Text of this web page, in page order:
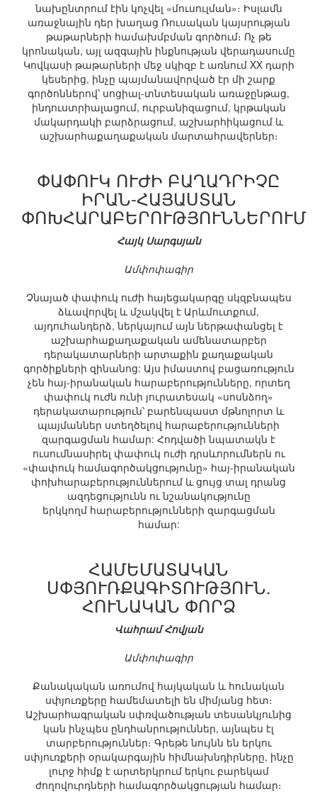
նախընտրում էին կոչվել «մուսուլման»։ Իսլամն
առաջնային դեր խաղաց Ռուսական կայսրության
թաթարների համախմբման գործում։ Ոչ թե
կրոնական, այլ ազգային ինքնության վերադասումը
Կովկասի թաթարների մեջ սկիզբ է առնում XX դարի
կեսերից, ինչը պայմանավորված էր մի շարք
գործոններով՝ սոցիալ-տնտեսական առաջընթաց,
ինդուստրիալացում, ուրբանիզացում, կրթական
մակարդակի բարձրացում, աշխարհիկացում և
աշխարհաքաղաքական մարտահրավերներ։
ՓԱՓՈՒԿ ՈՒԺԻ ԲԱՂԱԴՐԻՉԸ
ԻՐԱՆ-ՀԱՅԱՍՏԱՆ
ՓՈԽՀԱՐԱԲԵՐՈՒԹՅՈՒՆՆԵՐՈՒՄ
Հայկ Սարգսյան
Ամփոփագիր
Չնայած փափուկ ուժի հայեցակարգը սկզբնապես
ձևավորվել և մշակվել է Արևմուտքում,
այդուհանդերձ, ներկայում այն ներթափանցել է
աշխարհաքաղաքական ամենատարբեր
դերակատարների արտաքին քաղաքական
գործիքների զինանոց: Այս իմաստով բացառություն
չեն հայ-իրանական հարաբերությունները, որտեղ
փափուկ ուժն ունի յուրատեսակ «սոսնձող»
դերակատարություն՝ բարենպաստ մթնոլորտ և
պայմաններ ստեղծելով հարաբերությունների
զարգացման համար: Հոդվածի նպատակն է
ուսումնասիրել փափուկ ուժի դրսևորումներն ու
«փափուկ համագործակցությունը» հայ-իրանական
փոխհարաբերություններում և ցույց տալ դրանց
ազդեցությունն ու նշանակությունը
երկկողմ հարաբերությունների զարգացման
համար:
ՀԱՄԵՄԱՏԱԿԱՆ
ՍՓՅՈՒՌՔԱԳԻՏՈՒԹՅՈՒՆ.
ՀՈՒՆԱԿԱՆ ՓՈՐՁ
Վահրամ Հովյան
Ամփոփագիր
Քանակական առումով հայկական և հունական
սփյուռքերը համեմատելի են միմյանց հետ։
Աշխարհագրական սփռվածության տեսանկյունից
կան ինչպես ընդհանրություններ, այնպես էլ
տարբերություններ։ Գրեթե նույնն են երկու
սփյուռքերի օրակարգային հիմնախնդիրները, ինչը
լուրջ հիմք է արտերկրում երկու բարեկամ
ժողովուրդների համագործակցության համար։